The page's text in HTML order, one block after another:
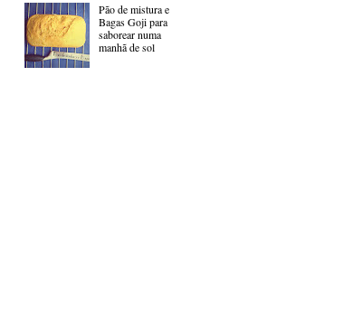
Pão de mistura e
Bagas Goji para
saborear numa
manhã de sol